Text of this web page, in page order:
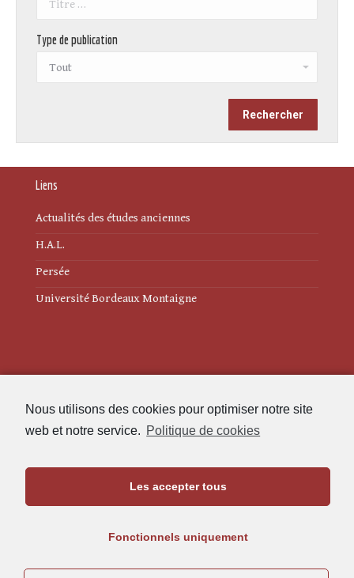
Nous utilisons des cookies pour optimiser notre site
web et notre service. Politique de cookies
Les accepter tous
Fonctionnels uniquement
Type de publication
Liens
Actualités des études anciennes
H.A.L.
Persée
Université Bordeaux Montaigne
Politique de cookies (UE)
Maison de l'Archéologie
05.57.12.45.63